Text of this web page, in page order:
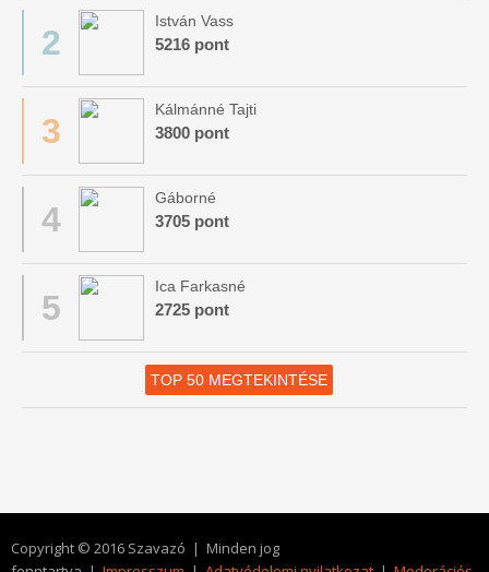
2
István Vass
5216 pont
3
Kálmánné Tajti
3800 pont
4
Gáborné
3705 pont
5
Ica Farkasné
2725 pont
TOP 50 MEGTEKINTÉSE
Copyright © 2016 Szavazó | Minden jog